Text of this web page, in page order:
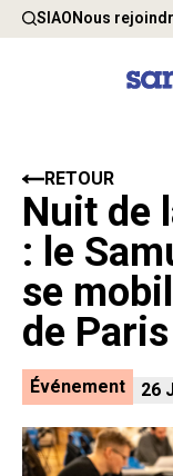
SIAONous
Nuit de
: le
se
de Paris
RETOUR
Événement 26